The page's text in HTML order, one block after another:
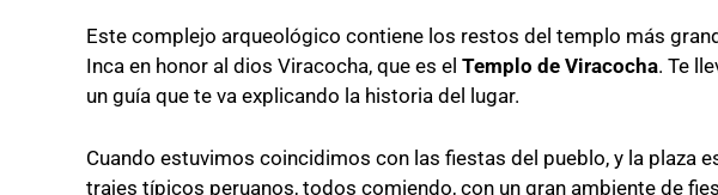
Este complejo arqueológico contiene los restos del templo más
Inca en honor al dios Viracocha, que es el Templo de Viracocha. Te
un guía que te va explicando la historia del lugar.
Cuando estuvimos coincidimos con las fiestas del pueblo, y la plaza
trajes típicos peruanos, todos comiendo, con un gran ambiente de